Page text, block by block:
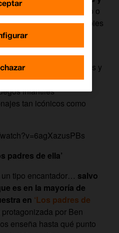
Morticia, Gómez, Fétido o
extrañas y con hobbies
argumento es solo una
situaciones estrambóticas y
lúgubre, por no
infantiles
tan icónicos como
padres de ella’
tipo encantador… salvo
es en la mayoría de
en ‘Los padres de
por Ben
enseña hasta qué punto